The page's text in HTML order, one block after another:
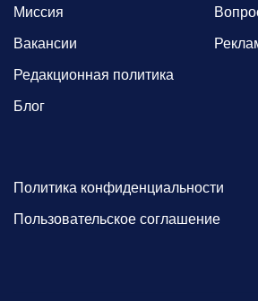
Миссия
Вакансии
Редакционная политика
Блог
Политика конфиденциальности
Пользовательское соглашение